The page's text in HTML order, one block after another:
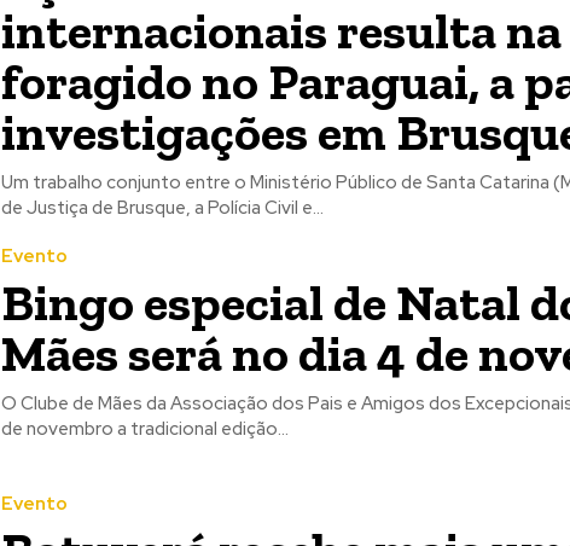
internacionais resulta na
foragido no Paraguai, a
investigações em
Um trabalho conjunto entre o Ministério Público de Santa Catarina
de Justiça de Brusque, a Polícia Civil e...
Evento
Bingo especial de Natal
Mães será no dia 4 de
O Clube de Mães da Associação dos Pais e Amigos dos
de novembro a tradicional edição...
Evento